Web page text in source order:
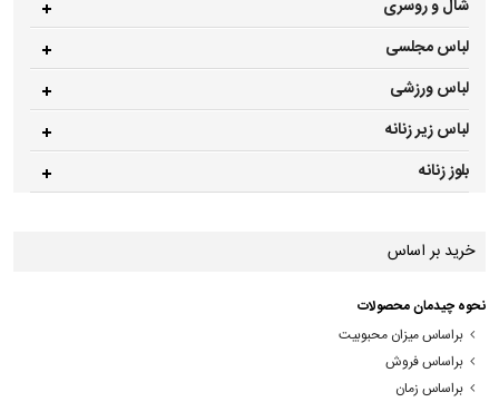
شال و روسری
لباس مجلسی
لباس ورزشی
لباس زیر زنانه
بلوز زنانه
خرید بر اساس
نحوه چیدمان محصولات
براساس میزان محبوبیت
براساس فروش
براساس زمان